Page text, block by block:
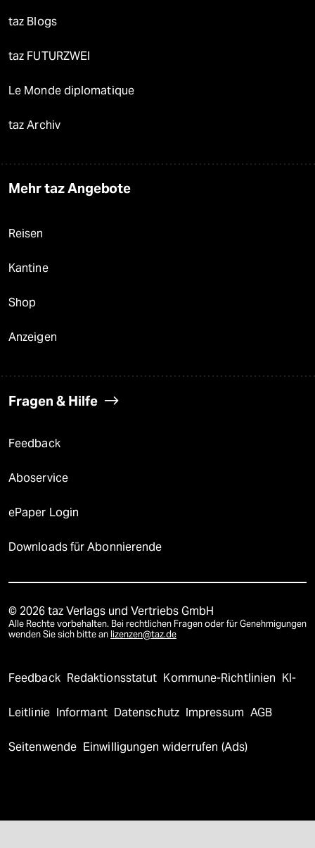
taz Blogs
taz FUTURZWEI
Le Monde diplomatique
taz Archiv
Mehr taz Angebote
Reisen
Kantine
Shop
Anzeigen
Fragen & Hilfe
Feedback
Aboservice
ePaper Login
Downloads für Abonnierende
© 2026 taz Verlags und Vertriebs GmbH
Alle Rechte vorbehalten. Bei rechtlichen Fragen oder für Genehmigungen
wenden Sie sich bitte an lizenzen@taz.de
Feedback Redaktionsstatut Kommune-Richtlinien KI-
Leitlinie Informant Datenschutz Impressum AGB
Seitenwende Einwilligungen widerrufen (Ads)